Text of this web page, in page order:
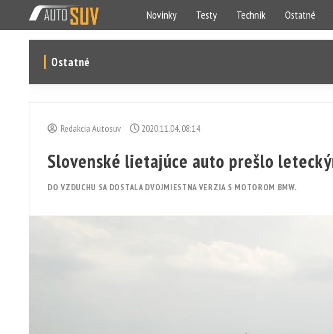
Novinky Testy Technik Ostatné
Ostatné
Redakcia Autosuv 2020.11.04, 08:14
Slovenské lietajúce auto prešlo
DO VZDUCHU SA DOSTALA DVOJMIESTNA VERZIA S MOTOROM BMW.